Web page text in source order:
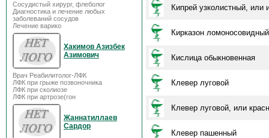
Сосудистый хирург, флеболог
Диагностика и лечение любых
заболеваний сосудов
Лечение варико
Хакимов Азизбек
Азимович
Врач Реабилитолог-ЛФК
ЛФК при грыже позвоночника
ЛФК при сколиозе
ЛФК при артрозе(гон
Жаннатиллаев
Сардор
Кипрей узколистный, или
Кирказон ломоносовидный
Кислица обыкновенная
Клевер луговой
Клевер луговой, или
Клевер пашенный